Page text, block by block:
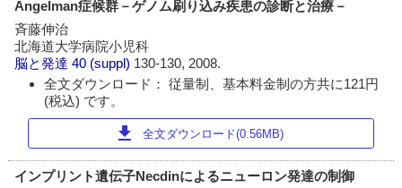
Angelman症候群－ゲノム刷り込み疾患の診断と治療－
斉藤伸治
北海道大学病院小児科
脳と発達 40 (suppl) 130-130, 2008.
全文ダウンロード： 従量制、基本料金制の方共に121円
(税込) です。
download 全文ダウンロード(0.56MB)
インプリント遺伝子Necdinによるニューロン発達の制御